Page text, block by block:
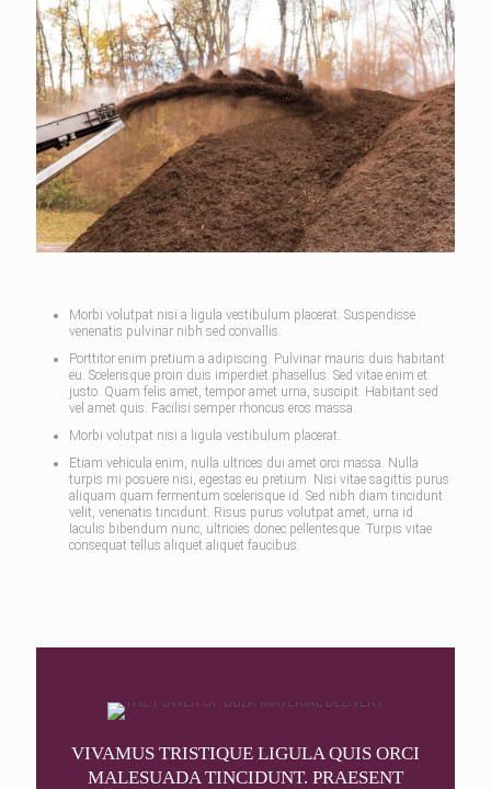
Morbi volutpat nisi a ligula vestibulum placerat. Suspendisse
venenatis pulvinar nibh sed convallis.
Porttitor enim pretium a adipiscing. Pulvinar mauris duis habitant
eu. Scelerisque proin duis imperdiet phasellus. Sed vitae enim et
justo. Quam felis amet, tempor amet urna, suscipit. Habitant sed
vel amet quis. Facilisi semper rhoncus eros massa.
Morbi volutpat nisi a ligula vestibulum placerat.
Etiam vehicula enim, nulla ultrices dui amet orci massa. Nulla
turpis mi posuere nisi, egestas eu pretium. Nisi vitae sagittis purus
aliquam quam fermentum scelerisque id. Sed nibh diam tincidunt
velit, venenatis tincidunt. Risus purus volutpat amet, urna id.
Iaculis bibendum nunc, ultricies donec pellentesque. Turpis vitae
consequat tellus aliquet aliquet faucibus.
VIVAMUS TRISTIQUE LIGULA QUIS ORCI
MALESUADA TINCIDUNT. PRAESENT